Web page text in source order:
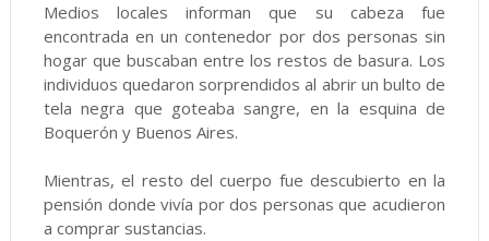
Medios locales informan que su cabeza fue
encontrada en un contenedor por dos personas sin
hogar que buscaban entre los restos de basura. Los
individuos quedaron sorprendidos al abrir un bulto de
tela negra que goteaba sangre, en la esquina de
Boquerón y Buenos Aires.
Mientras, el resto del cuerpo fue descubierto en la
pensión donde vivía por dos personas que acudieron
a comprar sustancias.